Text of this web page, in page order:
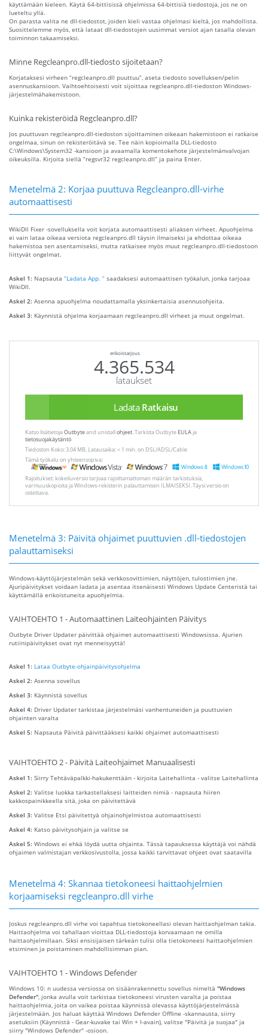
käyttämään kieleen. Käytä 64-bittisissä ohjelmissa 64-bittisiä tiedostoja, jos ne on
lueteltu yllä.
On parasta valita ne dll-tiedostot, joiden kieli vastaa ohjelmasi kieltä, jos mahdollista.
Suosittelemme myös, että lataat dll-tiedostojen uusimmat versiot ajan tasalla olevan
toiminnon takaamiseksi.
Minne Regcleanpro.dll-tiedosto sijoitetaan?
Korjataksesi virheen “regcleanpro.dll puuttuu”, aseta tiedosto sovelluksen/pelin
asennuskansioon. Vaihtoehtoisesti voit sijoittaa regcleanpro.dll-tiedoston Windows-
järjestelmähakemistoon.
Kuinka rekisteröidä Regcleanpro.dll?
Jos puuttuvan regcleanpro.dll-tiedoston sijoittaminen oikeaan hakemistoon ei ratkaise
ongelmaa, sinun on rekisteröitävä se. Tee näin kopioimalla DLL-tiedosto
C:\Windows\System32 -kansioon ja avaamalla komentokehote järjestelmänvalvojan
oikeuksilla. Kirjoita siellä “regsvr32 regcleanpro.dll” ja paina Enter.
Menetelmä 2: Korjaa puuttuva Regcleanpro.dll-virhe
automaattisesti
WikiDll Fixer -sovelluksella voit korjata automaattisesti aliaksen virheet. Apuohjelma
ei vain lataa oikeaa versiota regcleanpro.dll täysin ilmaiseksi ja ehdottaa oikeaa
hakemistoa sen asentamiseksi, mutta ratkaisee myös muut regcleanpro.dll-tiedostoon
liittyvät ongelmat.
Askel 1: Napsauta “Ladata App. ” saadaksesi automaattisen työkalun, jonka tarjoaa
WikiDll.
Askel 2: Asenna apuohjelma noudattamalla yksinkertaisia ​​asennusohjeita.
Askel 3: Käynnistä ohjelma korjaamaan regcleanpro.dll virheet ja muut ongelmat.
erikoistarjous
4.365.534
lataukset
Ladata Ratkaisu
Katso lisätietojaOutbyteand unistallohjeet. Tarkista Outbyte EULAja
tietosuojakäytäntö
Tiedoston Koko: 3.04 MB, Latausaika: < 1 min. on DSL/ADSL/Cable
Tämä työkalu on yhteensopiva:
Rajoitukset: kokeiluversio tarjoaa rajoittamattoman määrän tarkistuksia,
varmuuskopioita ja Windows-rekisterin palauttamisen ILMAISEKSI. Täysi versio on
ostettava.
Menetelmä 3: Päivitä ohjaimet puuttuvien .dll-tiedostojen
palauttamiseksi
Windows-käyttöjärjestelmän sekä verkkosovittimien, näyttöjen, tulostimien jne.
Ajuripäivitykset voidaan ladata ja asentaa itsenäisesti Windows Update Centeristä tai
käyttämällä erikoistuneita apuohjelmia.
VAIHTOEHTO 1 - Automaattinen Laiteohjainten Päivitys
Outbyte Driver Updater päivittää ohjaimet automaattisesti Windowsissa. Ajurien
rutiinipäivitykset ovat nyt menneisyyttä!
Askel 1: Lataa Outbyte-ohjainpäivitysohjelma
Askel 2: Asenna sovellus
Askel 3: Käynnistä sovellus
Askel 4: Driver Updater tarkistaa järjestelmäsi vanhentuneiden ja puuttuvien
ohjainten varalta
Askel 5: Napsauta Päivitä päivittääksesi kaikki ohjaimet automaattisesti
VAIHTOEHTO 2 - Päivitä Laiteohjaimet Manuaalisesti
Askel 1: Siirry Tehtäväpalkki-hakukenttään - kirjoita Laitehallinta - valitse Laitehallinta
Askel 2: Valitse luokka tarkastellaksesi laitteiden nimiä - napsauta hiiren
kakkospainikkeella sitä, joka on päivitettävä
Askel 3: Valitse Etsi päivitettyä ohjainohjelmistoa automaattisesti
Askel 4: Katso päivitysohjain ja valitse se
Askel 5: Windows ei ehkä löydä uutta ohjainta. Tässä tapauksessa käyttäjä voi nähdä
ohjaimen valmistajan verkkosivustolla, jossa kaikki tarvittavat ohjeet ovat saatavilla
Menetelmä 4: Skannaa tietokoneesi haittaohjelmien
korjaamiseksi regcleanpro.dll virhe
Joskus regcleanpro.dll virhe voi tapahtua tietokoneellasi olevan haittaohjelman takia.
Haittaohjelma voi tahallaan vioittaa DLL-tiedostoja korvaamaan ne omilla
haittaohjelmillaan. Siksi ensisijaisen tärkeän tulisi olla tietokoneesi haittaohjelmien
etsiminen ja poistaminen mahdollisimman pian.
VAIHTOEHTO 1 - Windows Defender
Windows 10: n uudessa versiossa on sisäänrakennettu sovellus nimeltä "Windows
Defender" , jonka avulla voit tarkistaa tietokoneesi virusten varalta ja poistaa
haittaohjelmia, joita on vaikea poistaa käynnissä olevassa käyttöjärjestelmässä
järjestelmään. Jos haluat käyttää Windows Defender Offline -skannausta, siirry
asetuksiin (Käynnistä - Gear-kuvake tai Win + I-avain), valitse "Päivitä ja suojaa" ja
siirry "Windows Defender" -osioon.